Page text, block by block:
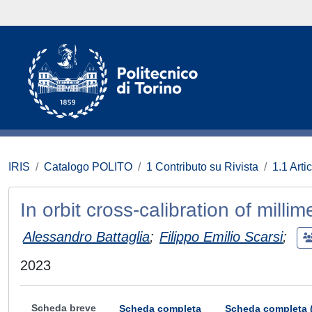
IRIS Catalogo POLITO 1 Contributo su Rivista 1.1
In orbit cross-calibration of
Alessandro Battaglia; Filippo Emilio Scarsi;
2023
Scheda breve Scheda completa Scheda completa